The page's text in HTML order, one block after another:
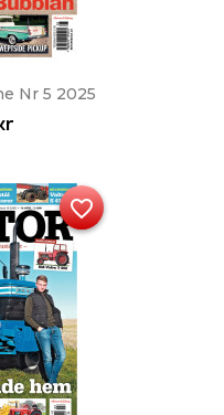
Nr 5 2025
favorite_border